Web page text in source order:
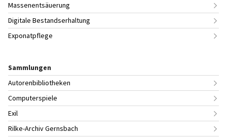
Massenentsäuerung
Digitale Bestandserhaltung
Exponatpflege
Sammlungen
Autorenbibliotheken
Computerspiele
Exil
Rilke-Archiv Gernsbach